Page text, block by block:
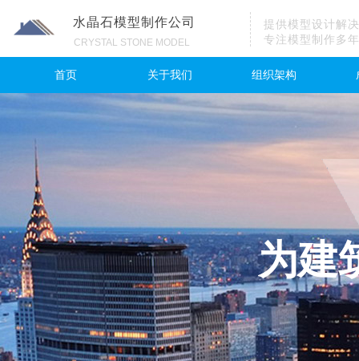
水晶石模型制作公司
提供模型设计解
专注模型制作多年
CRYSTAL STONE MODEL
首页 关于我们 组织架构
为建